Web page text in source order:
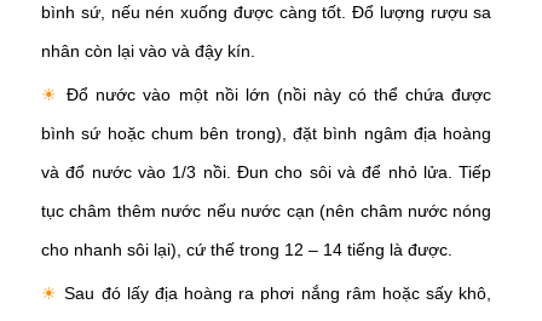
bình sứ, nếu nén xuống được càng tốt. Đổ lượng rượu sa
nhân còn lại vào và đậy kín.
☀Đổ nước vào một nồi lớn (nồi này có thể chứa được
bình sứ hoặc chum bên trong), đặt bình ngâm địa hoàng
và đổ nước vào 1/3 nồi. Đun cho sôi và để nhỏ lửa. Tiếp
tục châm thêm nước nếu nước cạn (nên châm nước nóng
cho nhanh sôi lại), cứ thế trong 12 – 14 tiếng là được.
☀Sau đó lấy địa hoàng ra phơi nắng râm hoặc sấy khô,